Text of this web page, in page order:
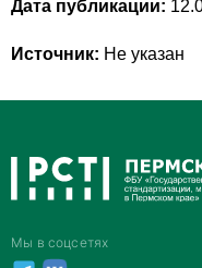
Дата публикации:
Источник: Не указан
Мы в соцсетях